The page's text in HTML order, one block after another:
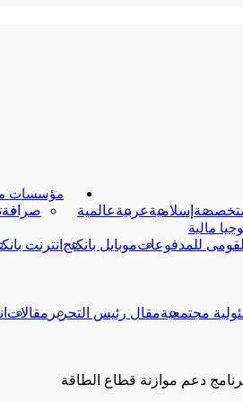
إسلاميةعربيةعالمية
مؤسسات
صرافة
مالية
القومى للمدفوعاتموبايل بانكنج انترنت
مجتمعيةمقال رئيس التحرير مقالات